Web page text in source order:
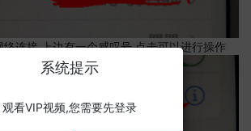
连接,上边有一个感叹号,点击可以进行操作
系统提示
观看VIP视频,您需要先登录